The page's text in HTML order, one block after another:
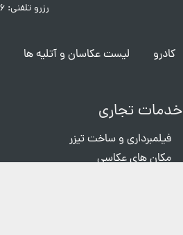
رزرو تلفنی: ۰۹۹۲۷۰۱۸۸۴۶
کادرو لیست عکاسان و آتلیه ها
خدمات تجاری
فیلمبرداری و ساخت تیزر
مکان های عکاسی